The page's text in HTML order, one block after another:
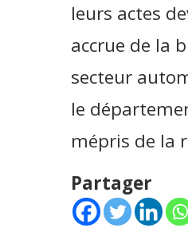
leurs actes
accrue de la
secteur
le
mépris de la
Partager